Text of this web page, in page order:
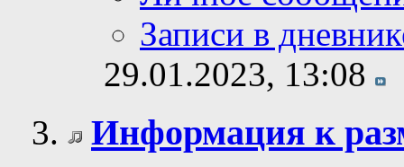
Записи в
29.01.2023, 13:08
Информация к